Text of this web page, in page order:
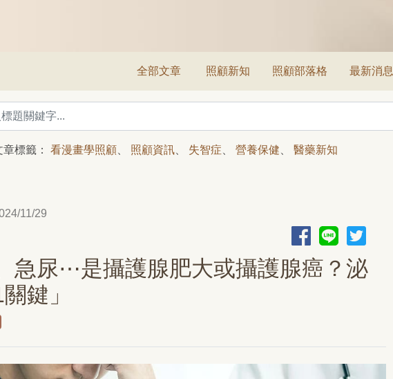
全部文章 照顧新知 照顧部落格 最新消息
標籤： 看漫畫學照顧 照顧資訊 失智症 營養保健 醫藥新知
11/29
急尿⋯是攝護腺肥大或攝護腺癌？泌
鍵」